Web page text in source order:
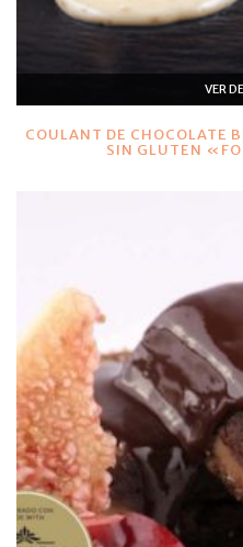
VER
COULANT DE CHOCOLATE
SIN GLUTEN